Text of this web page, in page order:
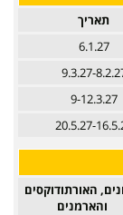
תאריך
6.1.27
9.3.27-
9-12.3.27
20.5.27-
האורתודוקסים
והארמנים